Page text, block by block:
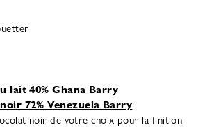
lait 40% Ghana Barry
72% Venezuela Barry
noir de votre choix pour la finition